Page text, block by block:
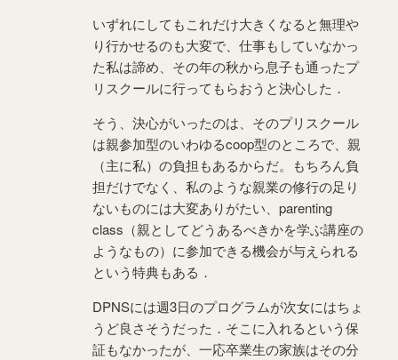
いずれにしてもこれだけ大きくなると無理や
り行かせるのも大変で、仕事もしていなかっ
た私は諦め、その年の秋から息子も通ったプ
リスクールに行ってもらおうと決心した．
そう、決心がいったのは、そのプリスクール
は親参加型のいわゆるcoop型のところで、親
（主に私）の負担もあるからだ。もちろん負
担だけでなく、私のような親業の修行の足り
ないものには大変ありがたい、parenting
class（親としてどうあるべきかを学ぶ講座の
ようなもの）に参加できる機会が与えられる
という特典もある．
DPNSには週3日のプログラムが次女にはちょ
うど良さそうだった．そこに入れるという保
証もなかったが、一応卒業生の家族はその分